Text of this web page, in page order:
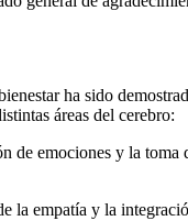
ha sido
áreas del cerebro:
de emociones y la
la empatía y la